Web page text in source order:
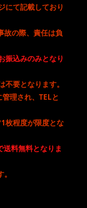
にて記載しており
故の際、責任は負
振込みのみとなり
不要となります。
理され、TELと
枚程度が限度とな
料無料となりま